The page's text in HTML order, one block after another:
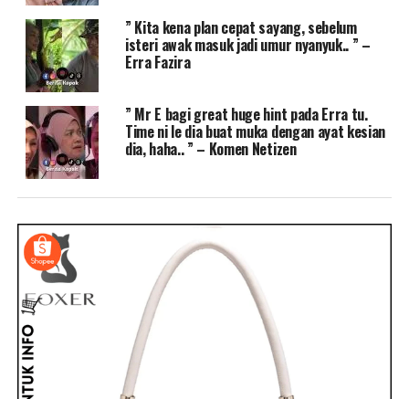
” Kita kena plan cepat sayang, sebelum
isteri awak masuk jadi umur nyanyuk.. ” –
Erra Fazira
” Mr E bagi great huge hint pada Erra tu.
Time ni le dia buat muka dengan ayat kesian
dia, haha.. ” – Komen Netizen